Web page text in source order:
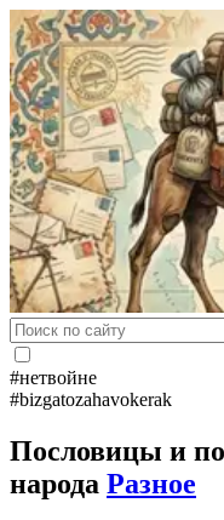
#нетвойне
#bizgatozahavokerak
Пословицы и
народа Разное